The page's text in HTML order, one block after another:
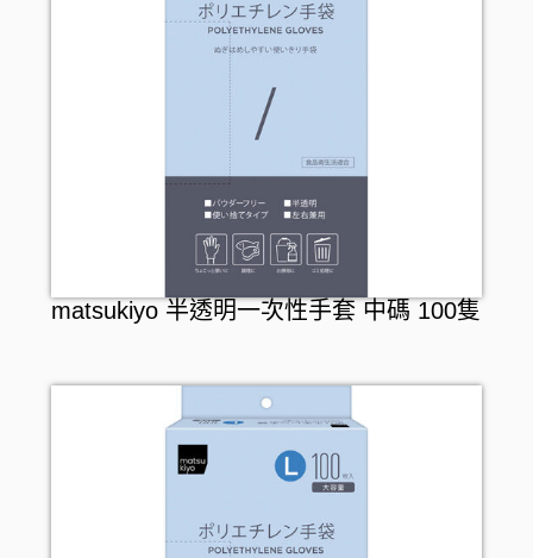
matsukiyo 半透明一次性手套 中碼 100隻